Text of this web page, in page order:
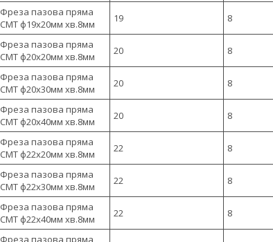
Фреза пазова пряма
CMT ф19х20мм хв.8мм
19 8
Фреза пазова пряма
CMT ф20х20мм хв.8мм
20 8
Фреза пазова пряма
CMT ф20х30мм хв.8мм
20 8
Фреза пазова пряма
CMT ф20х40мм хв.8мм
20 8
Фреза пазова пряма
CMT ф22х20мм хв.8мм
22 8
Фреза пазова пряма
CMT ф22х30мм хв.8мм
22 8
Фреза пазова пряма
CMT ф22х40мм хв.8мм
22 8
Фреза пазова пряма